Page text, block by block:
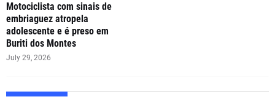
Motociclista com sinais de
embriaguez atropela
adolescente e é preso em
Buriti dos Montes
July 29, 2026